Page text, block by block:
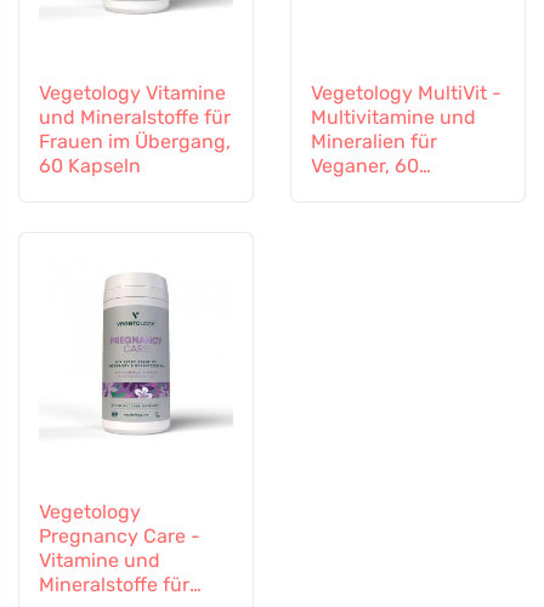
Vegetology Vitamine
und Mineralstoffe für
Frauen im Übergang,
60 Kapseln
Vegetology MultiVit -
Multivitamine und
Mineralien für
Veganer, 60
Vegetology
Pregnancy Care -
Vitamine und
Mineralstoffe für